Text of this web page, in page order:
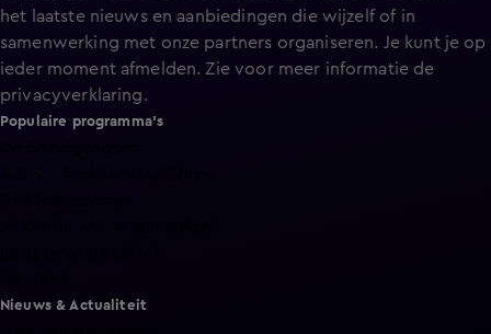
het laatste nieuws en aanbiedingen die wijzelf of in
samenwerking met onze partners organiseren. Je kunt je op
ieder moment afmelden. Zie voor meer informatie de
privacyverklaring.
Populaire programma's
Nieuws & Actualiteit